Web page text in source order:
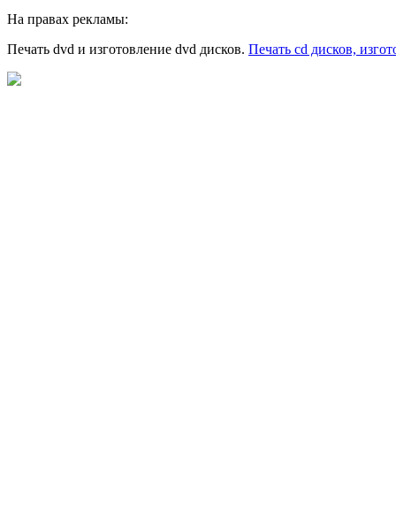
На правах рекламы:
Печать dvd и изготовление dvd дисков. Печать cd дисков,